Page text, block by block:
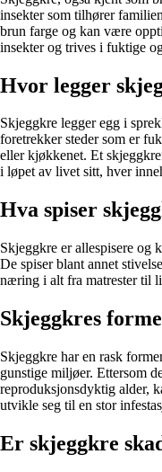
insekter som tilhører familien
brun farge og kan være
insekter og trives i fuktige
Hvor legger
Skjeggkre legger egg i
foretrekker steder som er
eller kjøkkenet. Et
i løpet av livet sitt, hver
Hva spiser
Skjeggkre er allespisere og
De spiser blant annet
næring i alt fra matrester til
Skjeggkres
Skjeggkre har en rask
gunstige miljøer. Ettersom
reproduksjonsdyktig alder,
utvikle seg til en stor
Er skjeggkre